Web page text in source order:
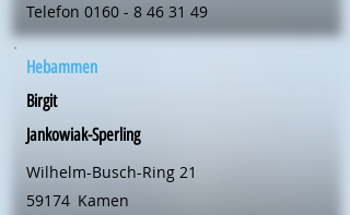
Telefon 0160 - 8 46 31 49
Hebammen
Birgit
Jankowiak-Sperling
Wilhelm-Busch-Ring 21
59174 Kamen